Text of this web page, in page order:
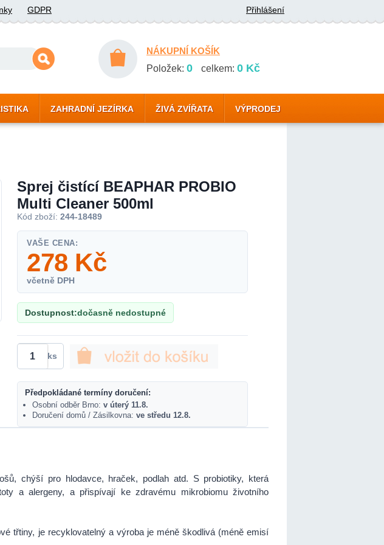
GDPR Přihlášení
NÁKUPNÍ KOŠÍK
Položek: 0 celkem: 0 Kč
ZAHRADNÍ JEZÍRKA ŽIVÁ ZVÍŘATA VÝPRODEJ
Sprej čistící BEAPHAR PROBIO
Multi Cleaner 500ml
Kód zboží: 244-18489
VAŠE CENA:
278 Kč
včetně DPH
Dostupnost:dočasně nedostupné
ks
Předpokládané termíny doručení:
Osobní odběr Brno: v úterý 11.8.
Doručení domů / Zásilkovna: ve středu 12.8.
chýší pro hlodavce, hraček, podlah atd. S probiotiky, která
a alergeny, a přispívají ke zdravému mikrobiomu životního
třtiny, je recyklovatelný a výroba je méně škodlivá (méně emisí